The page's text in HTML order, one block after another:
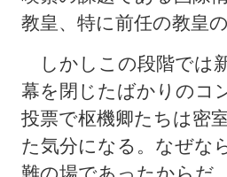
教皇、特に前任の教皇
しかしこの段階では
幕を閉じたばかりのコ
投票で枢機卿たちは密
た気分になる。なぜな